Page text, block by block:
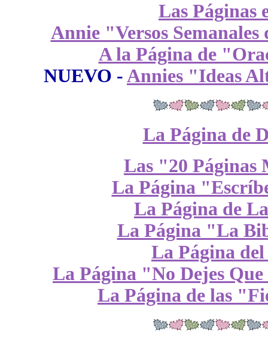
Las Páginas
Annie "Versos
A la Página de
NUEVO - Annies "Ideas
La Página de
Las "20 Páginas
La Página
La Página de
La Página "La
La Página
La Página "No Dejes
La Página de las